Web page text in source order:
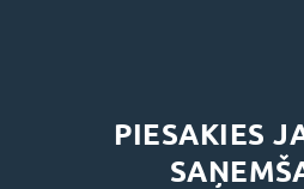
PIESAKIES